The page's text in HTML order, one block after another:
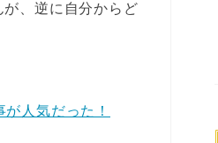
が、逆に自分からど
人気だった！